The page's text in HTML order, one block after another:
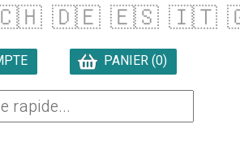
🇩🇪 🇪🇸 🇮🇹
PANIER (0)